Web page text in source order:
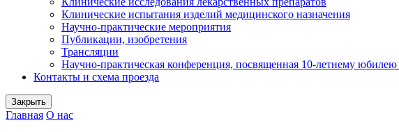
Клинические испытания изделий медицинского назначения
Научно-практические мероприятия
Публикации, изобретения
Трансляции
Научно-практическая конференция, посвященная 10-летнему
Контакты и схема проезда
Закрыть
Главная О нас